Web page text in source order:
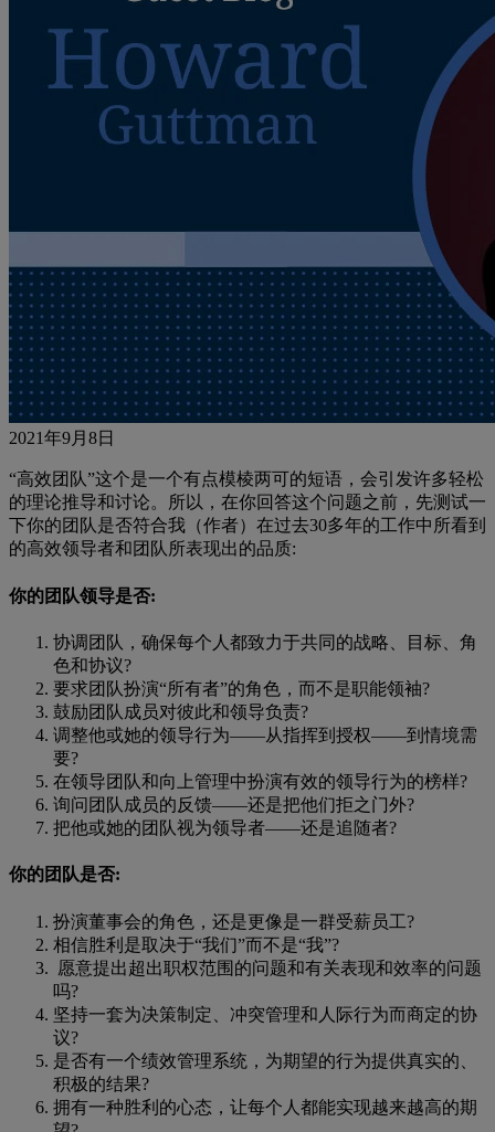
2021年9月8日
“高效团队”这个是一个有点模棱两可的短语，会引发许多轻松
的理论推导和讨论。所以，在你回答这个问题之前，先测试一
下你的团队是否符合我（作者）在过去30多年的工作中所看到
的高效领导者和团队所表现出的品质:
你的团队领导是否:
协调团队，确保每个人都致力于共同的战略、目标、角
色和协议?
要求团队扮演“所有者”的角色，而不是职能领袖?
鼓励团队成员对彼此和领导负责?
调整他或她的领导行为——从指挥到授权——到情境需
要?
在领导团队和向上管理中扮演有效的领导行为的榜样?
询问团队成员的反馈——还是把他们拒之门外?
把他或她的团队视为领导者——还是追随者?
你的团队是否:
扮演董事会的角色，还是更像是一群受薪员工?
相信胜利是取决于“我们”而不是“我”?
愿意提出超出职权范围的问题和有关表现和效率的问题
吗?
坚持一套为决策制定、冲突管理和人际行为而商定的协
议?
是否有一个绩效管理系统，为期望的行为提供真实的、
积极的结果?
拥有一种胜利的心态，让每个人都能实现越来越高的期